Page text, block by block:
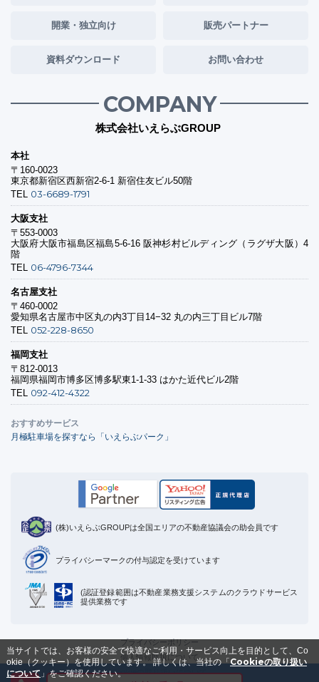
開業・独立向け 販売パートナー
資料ダウンロード お問い合わせ
COMPANY
株式会社いえらぶGROUP
本社
〒160-0023
東京都新宿区西新宿2-6-1 新宿住友ビル50階
TEL 03-6689-1791
大阪支社
〒553-0003
大阪府大阪市福島区福島5-6-16 阪神杉村ビルディング（ラグザ大阪）4
階
TEL 06-4796-7344
名古屋支社
〒460-0002
愛知県名古屋市中区丸の内3丁目14−32 丸の内三丁目ビル7階
TEL 052-228-8650
福岡支社
〒812-0013
福岡県福岡市博多区博多駅東1-1-33 はかた近代ビル2階
TEL 092-412-4322
おすすめサービス
月極駐車場を探すなら「いえらぶパーク」
(株)いえらぶGROUPは全国エリアの不動産協議会の助会員です
プライバシーマークの付与認定を受けています
(認証登録範囲は不動産業務支援システムのクラウドサービス
提供業務です
プライバシーポリシー
個人情報取扱について
Cookieの取り扱いについて
当サイトでは、お客様の安全で快適なご利用・サービス向上を目的として、Co
okie（クッキー）を使用しています。詳しくは、当社の「Cookieの取り扱い
について 」をご確認ください。